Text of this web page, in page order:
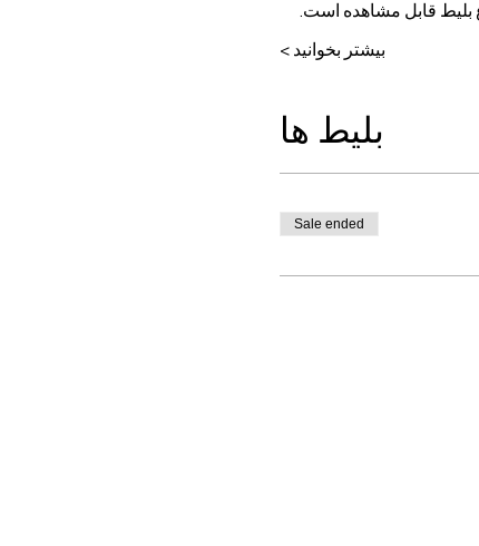
بلیط قابل مشاهده است.
بیشتر بخوانید >
بلیط ها
Sale ended